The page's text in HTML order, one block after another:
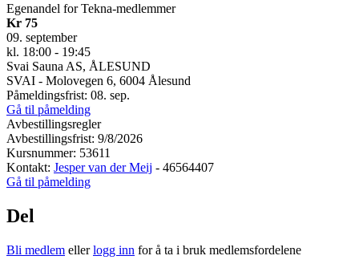
Egenandel for Tekna-medlemmer
Kr 75
09. september
kl. 18:00 - 19:45
Svai Sauna AS, ÅLESUND
SVAI - Molovegen 6, 6004 Ålesund
Påmeldingsfrist: 08. sep.
Gå til påmelding
Avbestillingsregler
Avbestillingsfrist: 9/8/2026
Kursnummer: 53611
Kontakt: Jesper van der Meij - 46564407
Gå til påmelding
Del
Bli medlem ellerlogg inn for å ta i bruk medlemsfordelene